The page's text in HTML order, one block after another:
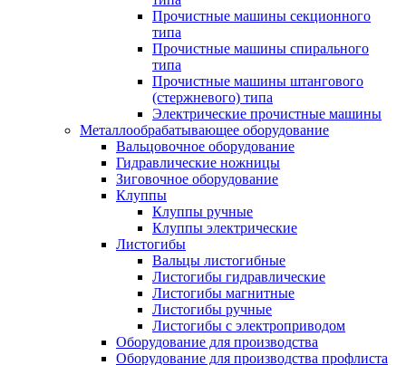
Прочистные машины секционного
типа
Прочистные машины спирального
типа
Прочистные машины штангового
(стержневого) типа
Электрические прочистные машины
Металлообрабатывающее оборудование
Вальцовочное оборудование
Гидравлические ножницы
Зиговочное оборудование
Клуппы
Клуппы ручные
Клуппы электрические
Листогибы
Вальцы листогибные
Листогибы гидравлические
Листогибы магнитные
Листогибы ручные
Листогибы с электроприводом
Оборудование для производства
Оборудование для производства профлиста